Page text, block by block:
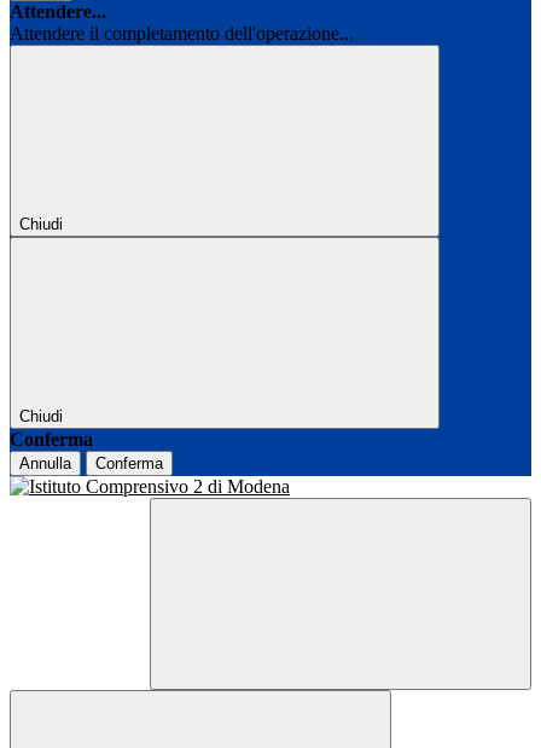
Attendere...
Attendere il completamento dell'operazione...
Chiudi
Chiudi
Conferma
Annulla Conferma